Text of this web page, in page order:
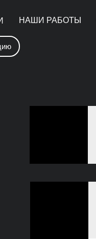
НАШИ РАБОТЫ